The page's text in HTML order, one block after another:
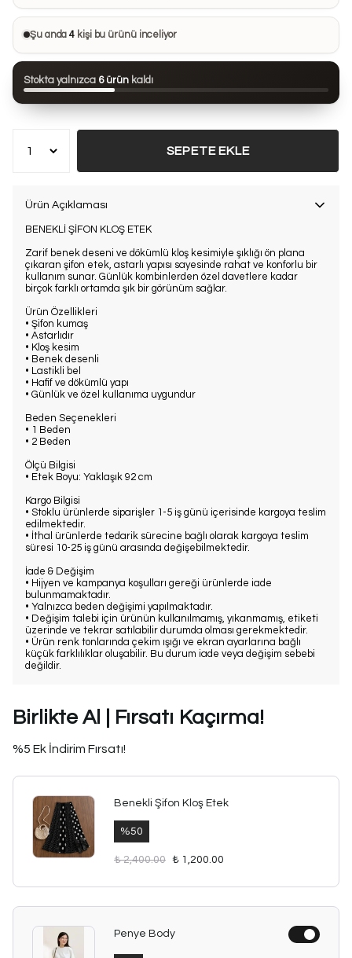
Bu ürünü 25 kişi favorilerine ekledi
Bu ürün son 24 saatte64 kezgörüntülendi
Şu anda4 kişi bu ürünü inceliyor
Stokta yalnızca 6 ürün kaldı
SEPETE EKLE
Ürün Açıklaması
BENEKLİ ŞİFON KLOŞ ETEK
Zarif benek deseni ve dökümlü kloş kesimiyle şıklığı ön plana
çıkaran şifon etek, astarlı yapısı sayesinde rahat ve konforlu bir
kullanım sunar. Günlük kombinlerden özel davetlere kadar
birçok farklı ortamda şık bir görünüm sağlar.
Ürün Özellikleri
• Şifon kumaş
• Astarlıdır
• Kloş kesim
• Benek desenli
• Lastikli bel
• Hafif ve dökümlü yapı
• Günlük ve özel kullanıma uygundur
Beden Seçenekleri
• 1 Beden
• 2 Beden
Ölçü Bilgisi
• Etek Boyu: Yaklaşık 92 cm
Kargo Bilgisi
• Stoklu ürünlerde siparişler 1-5 iş günü içerisinde kargoya teslim
edilmektedir.
• İthal ürünlerde tedarik sürecine bağlı olarak kargoya teslim
süresi 10-25 iş günü arasında değişebilmektedir.
İade & Değişim
• Hijyen ve kampanya koşulları gereği ürünlerde iade
bulunmamaktadır.
• Yalnızca beden değişimi yapılmaktadır.
• Değişim talebi için ürünün kullanılmamış, yıkanmamış, etiketi
üzerinde ve tekrar satılabilir durumda olması gerekmektedir.
• Ürün renk tonlarında çekim ışığı ve ekran ayarlarına bağlı
küçük farklılıklar oluşabilir. Bu durum iade veya değişim sebebi
değildir.
Birlikte Al | Fırsatı Kaçırma!
%5 Ek İndirim Fırsatı!
Benekli Şifon Kloş Etek
%50
₺ 2,400.00 ₺ 1,200.00
Penye Body